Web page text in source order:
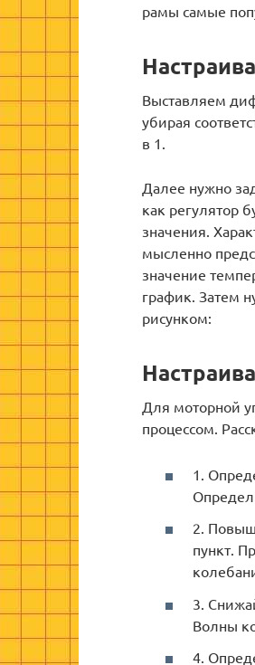
рамы самые
Выставляем
убирая
в 1.
Далее нужно
как регулятор
значения.
мысленно
значение
график. Затем
рисунком:
Для моторной
процессом.
1.
2.
пункт.
3.
Волны
4.